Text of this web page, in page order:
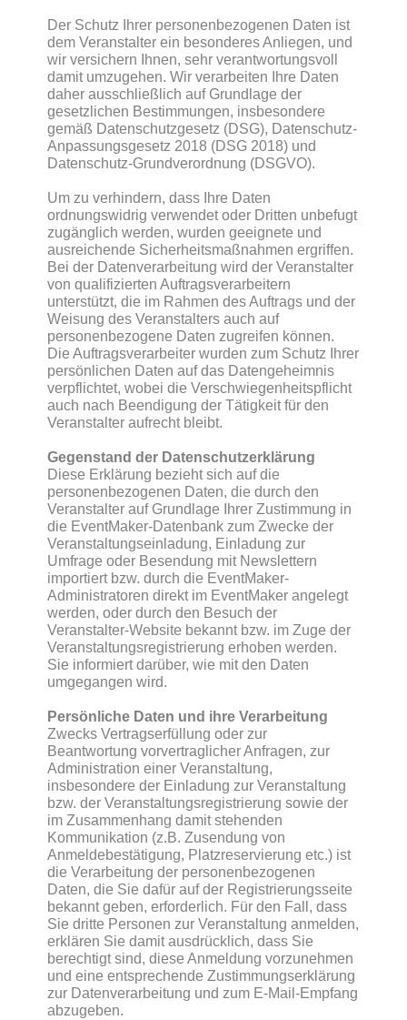
Der Schutz Ihrer personenbezogenen Daten ist
dem Veranstalter ein besonderes Anliegen, und
wir versichern Ihnen, sehr verantwortungsvoll
damit umzugehen. Wir verarbeiten Ihre Daten
daher ausschließlich auf Grundlage der
gesetzlichen Bestimmungen, insbesondere
gemäß Datenschutzgesetz (DSG), Datenschutz-
Anpassungsgesetz 2018 (DSG 2018) und
Datenschutz-Grundverordnung (DSGVO).
Um zu verhindern, dass Ihre Daten
ordnungswidrig verwendet oder Dritten unbefugt
zugänglich werden, wurden geeignete und
ausreichende Sicherheitsmaßnahmen ergriffen.
Bei der Datenverarbeitung wird der Veranstalter
von qualifizierten Auftragsverarbeitern
unterstützt, die im Rahmen des Auftrags und der
Weisung des Veranstalters auch auf
personenbezogene Daten zugreifen können.
Die Auftragsverarbeiter wurden zum Schutz Ihrer
persönlichen Daten auf das Datengeheimnis
verpflichtet, wobei die Verschwiegenheitspflicht
auch nach Beendigung der Tätigkeit für den
Veranstalter aufrecht bleibt.
Gegenstand der Datenschutzerklärung
Diese Erklärung bezieht sich auf die
personenbezogenen Daten, die durch den
Veranstalter auf Grundlage Ihrer Zustimmung in
die EventMaker-Datenbank zum Zwecke der
Veranstaltungseinladung, Einladung zur
Umfrage oder Besendung mit Newslettern
importiert bzw. durch die EventMaker-
Administratoren direkt im EventMaker angelegt
werden, oder durch den Besuch der
Veranstalter-Website bekannt bzw. im Zuge der
Veranstaltungsregistrierung erhoben werden.
Sie informiert darüber, wie mit den Daten
umgegangen wird.
Persönliche Daten und ihre Verarbeitung
Zwecks Vertragserfüllung oder zur
Beantwortung vorvertraglicher Anfragen, zur
Administration einer Veranstaltung,
insbesondere der Einladung zur Veranstaltung
bzw. der Veranstaltungsregistrierung sowie der
im Zusammenhang damit stehenden
Kommunikation (z.B. Zusendung von
Anmeldebestätigung, Platzreservierung etc.) ist
die Verarbeitung der personenbezogenen
Daten, die Sie dafür auf der Registrierungsseite
bekannt geben, erforderlich. Für den Fall, dass
Sie dritte Personen zur Veranstaltung anmelden,
erklären Sie damit ausdrücklich, dass Sie
berechtigt sind, diese Anmeldung vorzunehmen
und eine entsprechende Zustimmungserklärung
zur Datenverarbeitung und zum E-Mail-Empfang
abzugeben.